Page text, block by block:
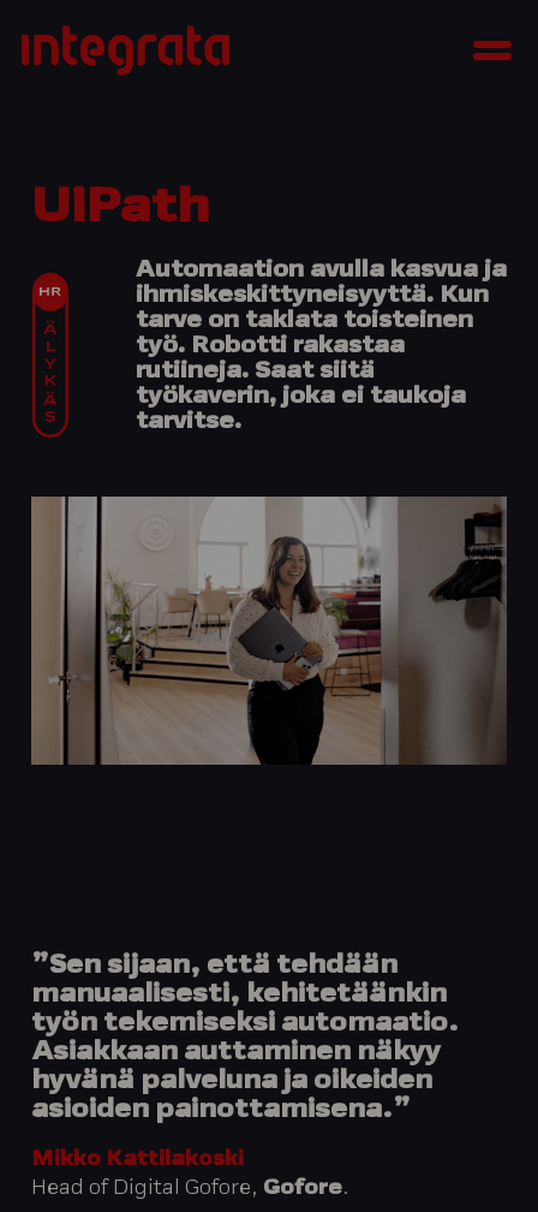
sisältöön
Integrata
UiPath
Automaation avulla kasvua ja
ihmiskeskittyneisyyttä. Kun
tarve on taklata toisteinen
työ. Robotti rakastaa
rutiineja. Saat siitä
työkaverin, joka ei taukoja
tarvitse.
”Sen sijaan, että tehdään
manuaalisesti, kehitetäänkin
työn tekemiseksi automaatio.
Asiakkaan auttaminen näkyy
hyvänä palveluna ja oikeiden
asioiden painottamisena.”
Mikko Kattilakoski
Head of Digital Gofore, Gofore.